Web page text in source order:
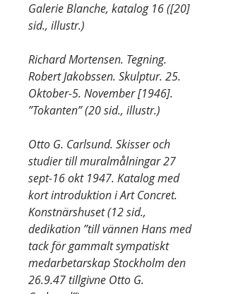
Galerie Blanche, katalog 16 ([20]
sid., illustr.)
Richard Mortensen. Tegning.
Robert Jakobssen. Skulptur. 25.
Oktober-5. November [1946].
”Tokanten” (20 sid., illustr.)
Otto G. Carlsund. Skisser och
studier till muralmålningar 27
sept-16 okt 1947. Katalog med
kort introduktion i Art Concret.
Konstnärshuset (12 sid.,
dedikation ”till vännen Hans med
tack för gammalt sympatiskt
medarbetarskap Stockholm den
26.9.47 tillgivne Otto G.